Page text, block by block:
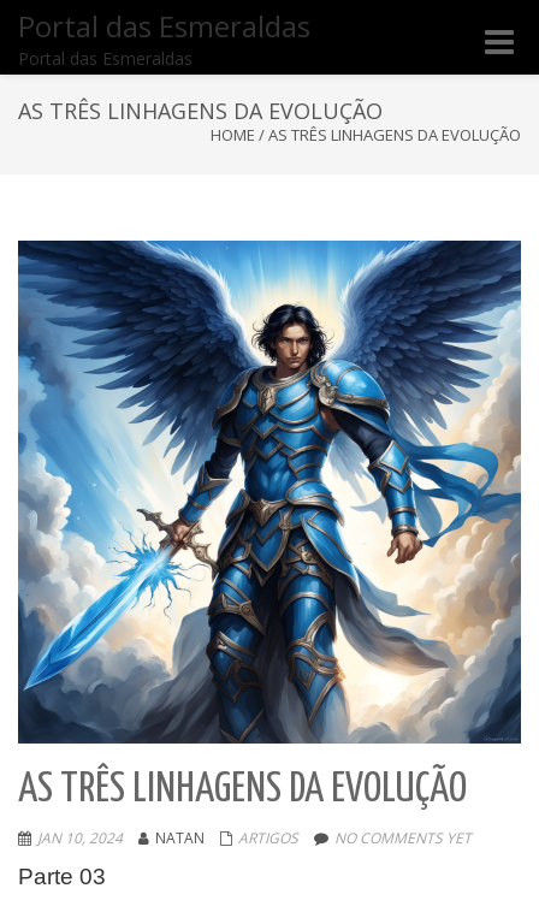
Portal das Esmeraldas
Portal das Esmeraldas
Toggle
AS TRÊS LINHAGENS DA EVOLUÇÃO
HOME /AS TRÊS LINHAGENS DA EVOLUÇÃO
AS TRÊS LINHAGENS DA EVOLUÇÃO
JAN 10, 2024 NATAN ARTIGOS NO COMMENTS YET
Parte 03